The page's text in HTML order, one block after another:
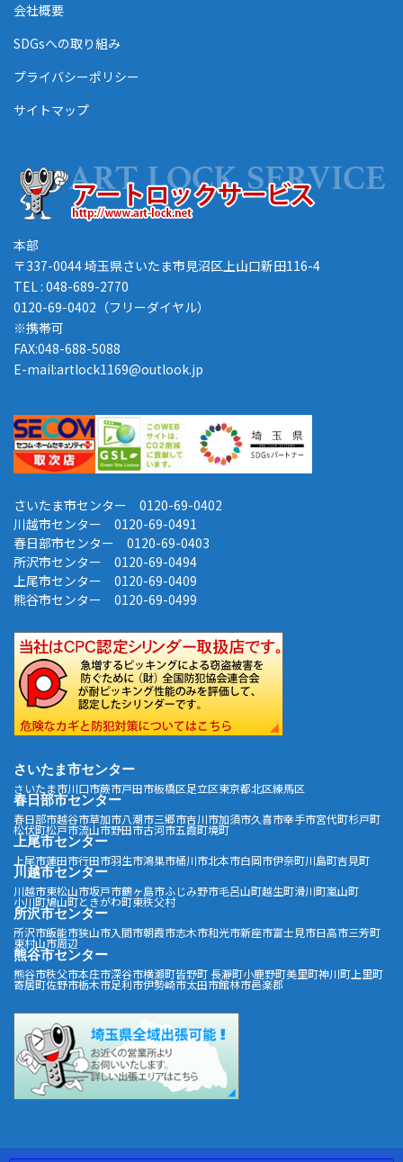
会社概要
SDGsへの取り組み
プライバシーポリシー
サイトマップ
本部
〒337-0044 埼玉県さいたま市見沼区上山口新田116-4
TEL : 048-689-2770
0120-69-0402（フリーダイヤル）
※携帯可
FAX:048-688-5088
E-mail:artlock1169@outlook.jp
さいたま市センター 0120-69-0402
川越市センター 0120-69-0491
春日部市センター 0120-69-0403
所沢市センター 0120-69-0494
上尾市センター 0120-69-0409
熊谷市センター 0120-69-0499
さいたま市センター
さいたま市川口市蕨市戸田市板橋区足立区東京都北区練馬区
春日部市センター
春日部市越谷市草加市八潮市三郷市吉川市加須市久喜市幸手市宮代町杉戸町
松伏町松戸市流山市野田市古河市五霞町境町
上尾市センター
上尾市蓮田市行田市羽生市鴻巣市桶川市北本市白岡市伊奈町川島町吉見町
川越市センター
川越市東松山市坂戸市鶴ヶ島市ふじみ野市毛呂山町越生町滑川町嵐山町
小川町鳩山町ときがわ町東秩父村
所沢市センター
所沢市飯能市狭山市入間市朝霞市志木市和光市新座市富士見市日高市三芳町
東村山市周辺
熊谷市センター
熊谷市秩父市本庄市深谷市横瀬町皆野町 長瀞町小鹿野町美里町神川町上里町
寄居町佐野市栃木市足利市伊勢崎市太田市館林市邑楽郡